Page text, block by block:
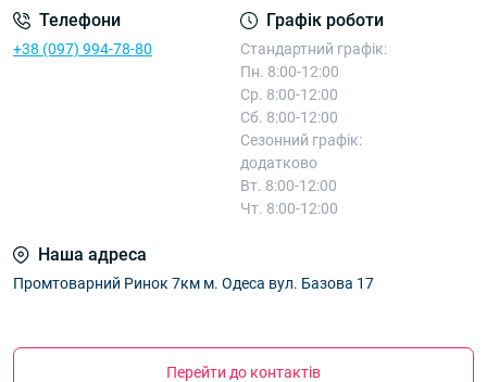
Телефони
+38 (097) 994-78-80
Графік роботи
Стандартний графік:
Пн. 8:00-12:00
Ср. 8:00-12:00
Сб. 8:00-12:00
Сезонний графік:
додатково
Вт. 8:00-12:00
Чт. 8:00-12:00
Наша адреса
Промтоварний Ринок 7км м. Одеса вул. Базова 17
Перейти до контактів